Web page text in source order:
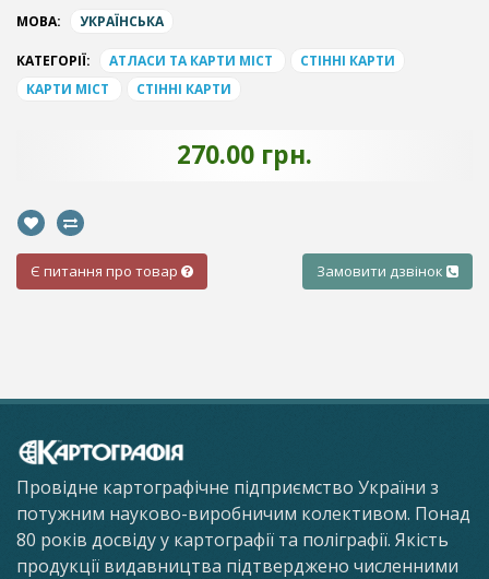
МОВА: УКРАЇНСЬКА
КАТЕГОРІЇ: АТЛАСИ ТА КАРТИ МІСТ
СТІННІ КАРТИ
КАРТИ МІСТ
СТІННІ КАРТИ
270.00 грн.
Є питання про товар Замовити дзвінок
Провідне картографічне підприємство України з
потужним науково-виробничим колективом. Понад
80 років досвіду у картографії та поліграфії. Якість
продукції видавництва підтверджено численними